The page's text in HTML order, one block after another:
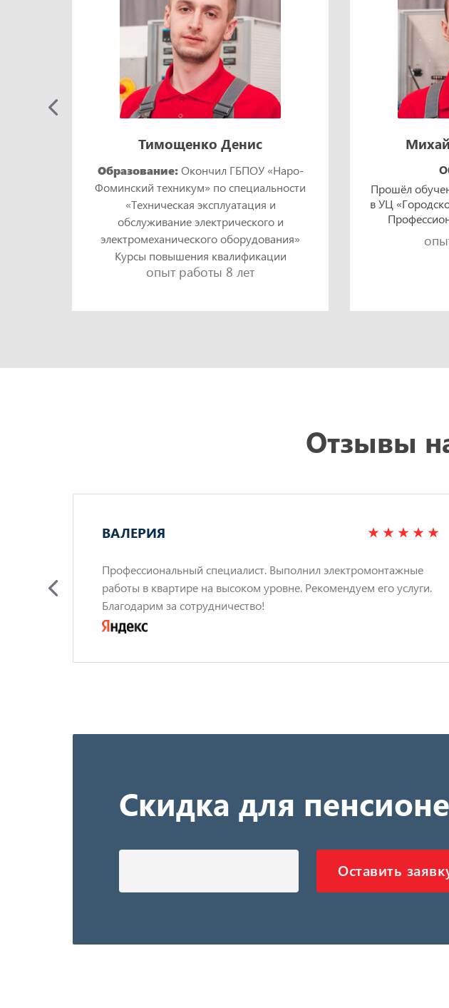
Тимощенко Денис
Образование:Окончил ГБПОУ «Наро-
Фоминский техникум» по специальности
«Техническая эксплуатация и
обслуживание электрического и
электромеханического оборудования»
Курсы повышения квалификации
опыт работы 8 лет
Прошёл
в УЦ
Отзывы
ВАЛЕРИЯ
Профессиональный специалист. Выполнил электромонтажные
работы в квартире на высоком уровне. Рекомендуем его услуги.
Благодарим за сотрудничество!
Скидка для
Оставить